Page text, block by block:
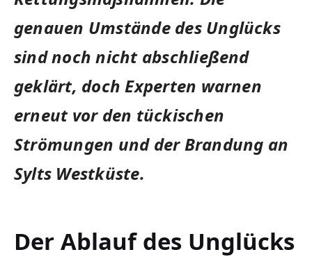
genauen Umstände des Unglücks
sind noch nicht abschließend
geklärt, doch Experten warnen
erneut vor den tückischen
Strömungen und der Brandung an
Sylts Westküste.
Der Ablauf des Unglücks